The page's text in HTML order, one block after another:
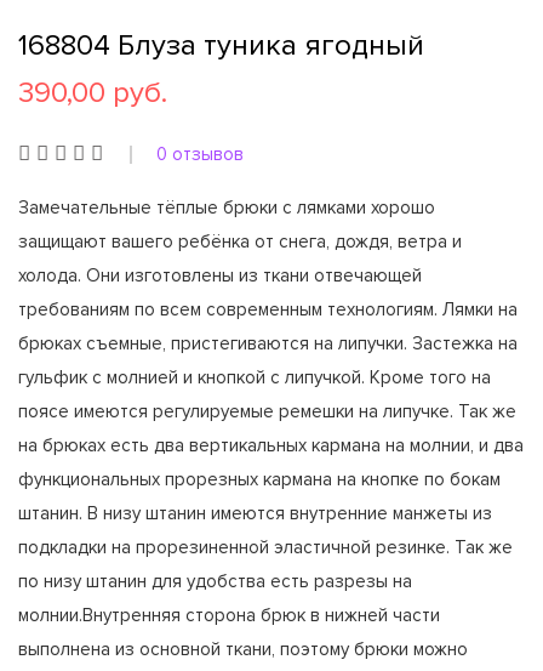
168804 Блуза туника ягодный
390,00 руб.
0 отзывов
Замечательные тёплые брюки с лямками хорошо
защищают вашего ребёнка от снега, дождя, ветра и
холода. Они изготовлены из ткани отвечающей
требованиям по всем современным технологиям. Лямки на
брюках съемные, пристегиваются на липучки. Застежка на
гульфик с молнией и кнопкой с липучкой. Кроме того на
поясе имеются регулируемые ремешки на липучке. Так же
на брюках есть два вертикальных кармана на молнии, и два
функциональных прорезных кармана на кнопке по бокам
штанин. В низу штанин имеются внутренние манжеты из
подкладки на прорезиненной эластичной резинке. Так же
по низу штанин для удобства есть разрезы на
молнии.Внутренняя сторона брюк в нижней части
выполнена из основной ткани, поэтому брюки можно